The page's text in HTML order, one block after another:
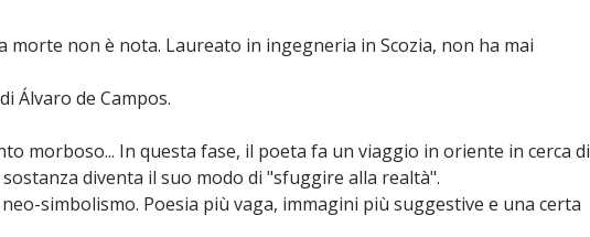
morte non è nota. Laureato in ingegneria in Scozia, non ha mai
Álvaro de Campos.
morboso... In questa fase, il poeta fa un viaggio in oriente in cerca di
diventa il suo modo di "sfuggire alla realtà".
neo-simbolismo. Poesia più vaga, immagini più suggestive e una certa